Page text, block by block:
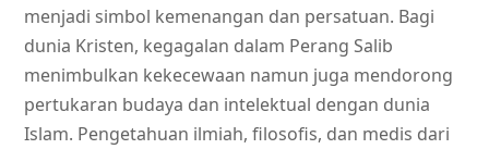
menjadi simbol kemenangan dan persatuan. Bagi
dunia Kristen, kegagalan dalam Perang Salib
menimbulkan kekecewaan namun juga mendorong
pertukaran budaya dan intelektual dengan dunia
Islam. Pengetahuan ilmiah, filosofis, dan medis dari